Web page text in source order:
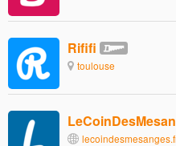
Rififi
toulouse